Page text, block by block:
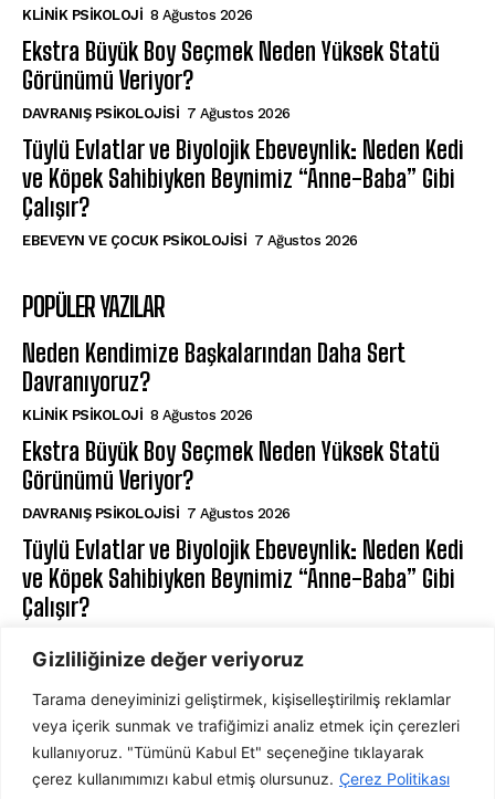
Gizliliğinize değer veriyoruz
Tarama deneyiminizi geliştirmek, kişiselleştirilmiş reklamlar
veya içerik sunmak ve trafiğimizi analiz etmek için çerezleri
kullanıyoruz. "Tümünü Kabul Et" seçeneğine tıklayarak
çerez kullanımımızı kabul etmiş olursunuz. Çerez Politikası
KLINIK PSIKOLOJI 8 Ağustos 2026
Ekstra Büyük Boy Seçmek Neden Yüksek Statü
Görünümü Veriyor?
DAVRANIŞ PSIKOLOJISI 7 Ağustos 2026
Tüylü Evlatlar ve Biyolojik Ebeveynlik: Neden Kedi
ve Köpek Sahibiyken Beynimiz “Anne-Baba” Gibi
Çalışır?
EBEVEYN VE ÇOCUK PSIKOLOJISI 7 Ağustos 2026
POPÜLER YAZILAR
Neden Kendimize Başkalarından Daha Sert
Davranıyoruz?
KLINIK PSIKOLOJI 8 Ağustos 2026
Ekstra Büyük Boy Seçmek Neden Yüksek Statü
Görünümü Veriyor?
DAVRANIŞ PSIKOLOJISI 7 Ağustos 2026
Tüylü Evlatlar ve Biyolojik Ebeveynlik: Neden Kedi
ve Köpek Sahibiyken Beynimiz “Anne-Baba” Gibi
Çalışır?
ABONE OL